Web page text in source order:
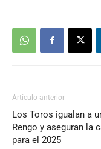
Artículo anterior
Los Toros igualan a
Rengo y aseguran la
para el 2025